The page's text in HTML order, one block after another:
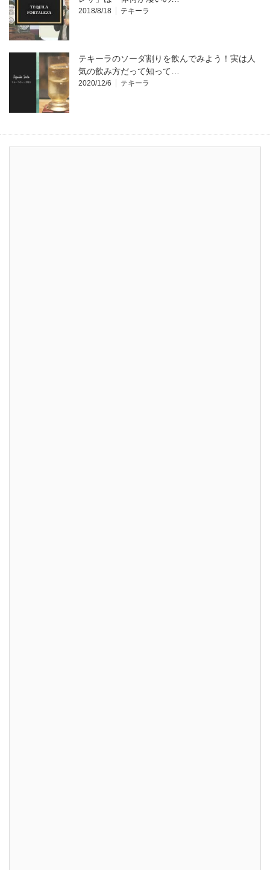
2018/8/18 テキーラ
テキーラのソーダ割りを飲んでみよう！実は人
気の飲み方だって知って…
2020/12/6 テキーラ